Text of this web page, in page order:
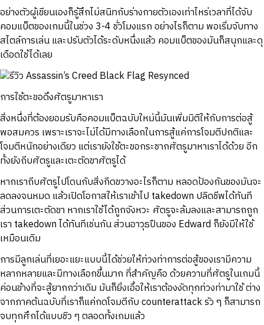
อย่างตัวผู้เขียนเองก็รู้สึกไม่สนิทกับร่างกายตัวเองเท่าไหร่เวลาที่ได้จับ
คอมแบ็ตของเกมนี้ในช่วง 3-4 ชั่วโมงแรก อย่างไรก็ตาม พอเริ่มจับทาง
สไตล์การเล่น และปรับตัวได้ระดับหนึ่งแล้ว คอมแบ็ตของมันก็สนุกและดุ
เดือดใช้ได้เลย
การใช้ตะขอดึงศัตรูมาหาเรา
สิ่งหนึ่งที่ต้องยอมรับคือคอมแบ็ตฉบับใหม่นี้มันเพิ่มมิติให้กับการต่อสู้
พอสมควร เพราะเราจะไม่ได้มีทางเลือกในการสู้แค่การโจมตีปกติและ
โจมตีหนักอย่างเดียว แต่เรายังใช้ตะขอกระชากศัตรูมาหาเราได้ด้วย อีก
ทั้งยังถีบศัตรูและเตะตัดขาศัตรูได้
หากเราถีบศัตรูไปโดนกับสิ่งกีดขวางอะไรก็ตาม หลอดป้องกันของมันจะ
ลดลงจนหมด แล้วเปิดโอกาสให้เราเข้าไป takedown ปลิดชีพได้ทันที
ส่วนการเตะตัดขา หากเราใช้ได้ถูกจังหวะ ศัตรูจะล้มลงและสามารถถูก
เรา takedown ได้ทันทีเช่นกัน ส่วนอาวุธปืนของ Edward ก็ยังมีให้ใช้
เหมือนเดิม
การมีลูกเล่นที่เยอะแยะแบบนี้ได้ช่วยให้ท่วงท่าการต่อสู้ของเรามีความ
หลากหลายและมีทางเลือกขึ้นมาก ที่สำคัญคือ ด้วยความที่ศัตรูในเกมนี้
ค่อนข้างที่จะสู้ยากกว่าเดิม มันก็ยิ่งเอื้อให้เราต้องงัดทุกท่วงท่ามาใช้ ต่าง
จากภาคต้นฉบับที่เราก็แค่กดโจมตีกับ counterattack รัว ๆ ก็สามารถ
จบทุกศึกได้แบบชิว ๆ ตลอดทั้งเกมแล้ว